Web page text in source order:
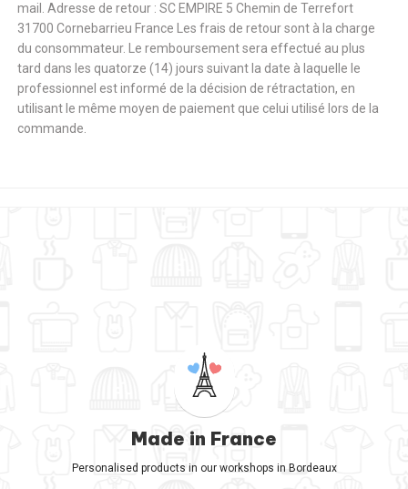
mail. Adresse de retour : SC EMPIRE 5 Chemin de Terrefort
31700 Cornebarrieu France Les frais de retour sont à la charge
du consommateur. Le remboursement sera effectué au plus
tard dans les quatorze (14) jours suivant la date à laquelle le
professionnel est informé de la décision de rétractation, en
utilisant le même moyen de paiement que celui utilisé lors de la
commande.
Made in France
Personalised products in our workshops in Bordeaux